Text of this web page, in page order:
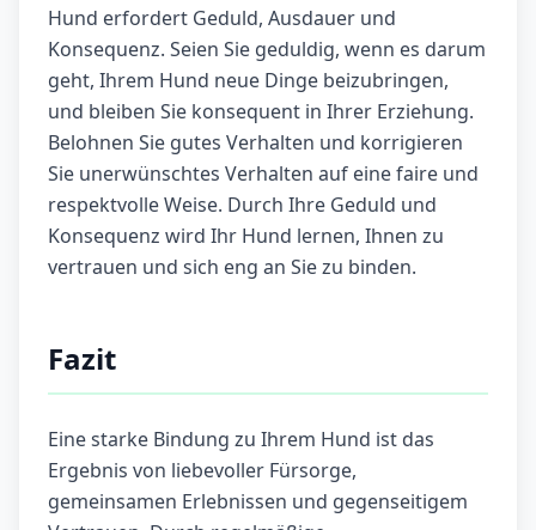
Hund erfordert Geduld, Ausdauer und
Konsequenz. Seien Sie geduldig, wenn es darum
geht, Ihrem Hund neue Dinge beizubringen,
und bleiben Sie konsequent in Ihrer Erziehung.
Belohnen Sie gutes Verhalten und korrigieren
Sie unerwünschtes Verhalten auf eine faire und
respektvolle Weise. Durch Ihre Geduld und
Konsequenz wird Ihr Hund lernen, Ihnen zu
vertrauen und sich eng an Sie zu binden.
Fazit
Eine starke Bindung zu Ihrem Hund ist das
Ergebnis von liebevoller Fürsorge,
gemeinsamen Erlebnissen und gegenseitigem